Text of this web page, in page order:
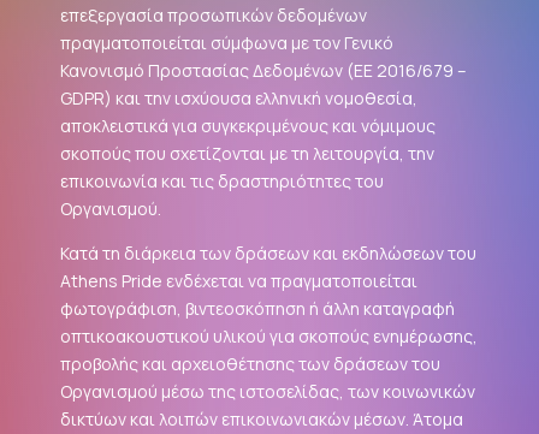
επεξεργασία προσωπικών δεδομένων
πραγματοποιείται σύμφωνα με τον Γενικό
Κανονισμό Προστασίας Δεδομένων (ΕΕ 2016/679 –
GDPR) και την ισχύουσα ελληνική νομοθεσία,
αποκλειστικά για συγκεκριμένους και νόμιμους
σκοπούς που σχετίζονται με τη λειτουργία, την
επικοινωνία και τις δραστηριότητες του
Οργανισμού.
Κατά τη διάρκεια των δράσεων και εκδηλώσεων του
Athens Pride ενδέχεται να πραγματοποιείται
φωτογράφιση, βιντεοσκόπηση ή άλλη καταγραφή
οπτικοακουστικού υλικού για σκοπούς ενημέρωσης,
προβολής και αρχειοθέτησης των δράσεων του
Οργανισμού μέσω της ιστοσελίδας, των κοινωνικών
δικτύων και λοιπών επικοινωνιακών μέσων. Άτομα